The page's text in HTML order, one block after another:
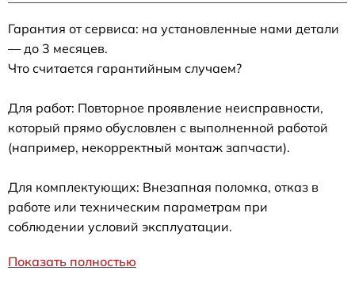
Гарантия от сервиса: на установленные нами детали
— до 3 месяцев.
Что считается гарантийным случаем?
Для работ: Повторное проявление неисправности,
который прямо обусловлен с выполненной работой
(например, некорректный монтаж запчасти).
Для комплектующих: Внезапная поломка, отказ в
работе или техническим параметрам при
соблюдении условий эксплуатации.
Показать полностью